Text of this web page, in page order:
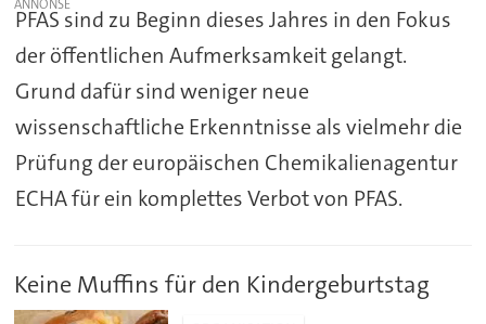
PFAS sind zu Beginn dieses Jahres in den Fokus
der öffentlichen Aufmerksamkeit gelangt.
Grund dafür sind weniger neue
wissenschaftliche Erkenntnisse als vielmehr die
Prüfung der europäischen Chemikalienagentur
ECHA für ein komplettes Verbot von PFAS.
Keine Muffins für den Kindergeburtstag